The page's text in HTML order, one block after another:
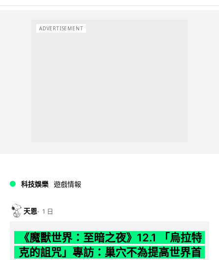
ADVERTISEMENT
科技娛樂 遊戲情報
天恩 1 日
《魔獸世界：至暗之夜》12.1 「烏拉特
克的詛咒」專訪：巢穴不為提高世界首